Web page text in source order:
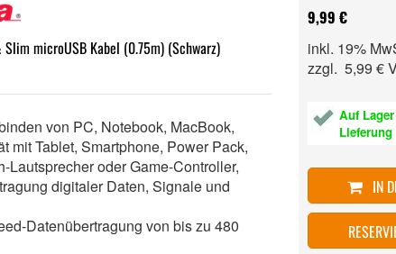
Slim microUSB Kabel (0.75m) (Schwarz)
von PC, Notebook, MacBook,
mit Tablet, Smartphone, Power Pack,
Lautsprecher oder Game-Controller,
digitaler Daten, Signale und
Datenübertragung von bis zu 480
9,99 €
inkl. 19%
zzgl. 5,99 €
Auf Lager
Lieferung
IN